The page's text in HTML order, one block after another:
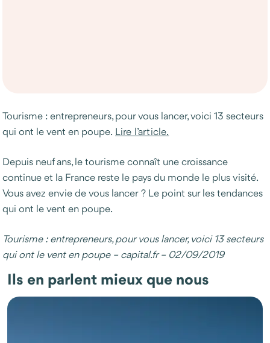
Tourisme : entrepreneurs, pour vous lancer, voici 13 secteurs
qui ont le vent en poupe. Lire l’article.
Depuis neuf ans, le tourisme connaît une croissance
continue et la France reste le pays du monde le plus visité.
Vous avez envie de vous lancer ? Le point sur les tendances
qui ont le vent en poupe.
Tourisme : entrepreneurs, pour vous lancer, voici 13 secteurs
qui ont le vent en poupe – capital.fr – 02/09/2019
Ils en parlent mieux que nous